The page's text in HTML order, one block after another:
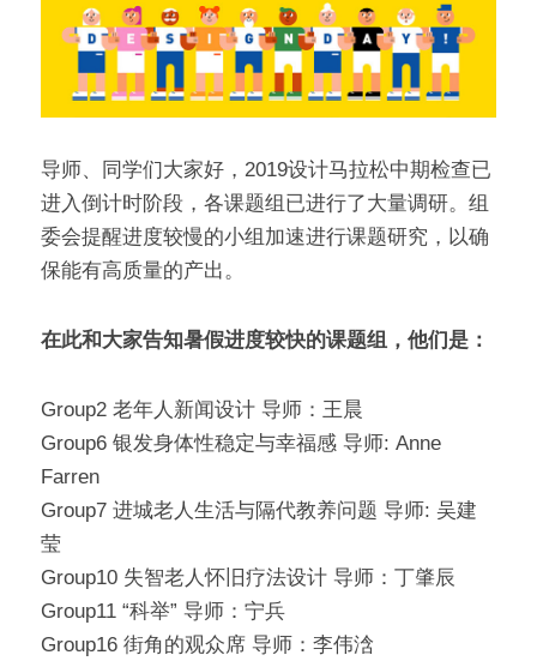
导师、同学们大家好，2019设计马拉松中期检查已
进入倒计时阶段，各课题组已进行了大量调研。组
委会提醒进度较慢的小组加速进行课题研究，以确
保能有高质量的产出。
在此和大家告知暑假进度较快的课题组，他们是：
Group2 老年人新闻设计 导师：王晨
Group6 银发身体性稳定与幸福感 导师: Anne
Farren
Group7 进城老人生活与隔代教养问题 导师: 吴建
莹
Group10 失智老人怀旧疗法设计 导师：丁肇辰
Group11 “科举” 导师：宁兵
Group16 街角的观众席 导师：李伟浛